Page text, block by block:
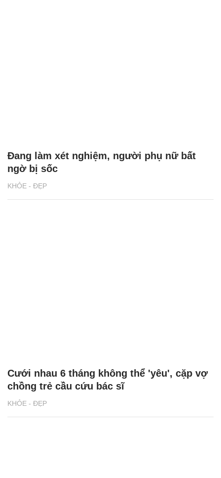
KHỎE - ĐẸP
Đang làm xét nghiệm, người phụ nữ bất
ngờ bị sốc
KHỎE - ĐẸP
Cưới nhau 6 tháng không thể 'yêu', cặp vợ
chồng trẻ cầu cứu bác sĩ